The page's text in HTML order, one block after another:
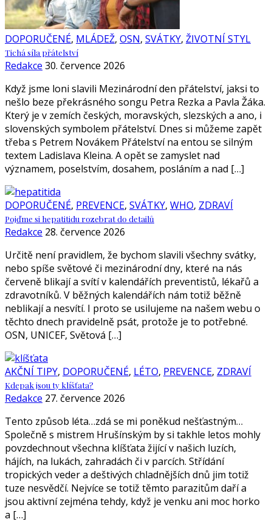
DOPORUČENÉ, MLÁDEŽ, OSN, SVÁTKY, ŽIVOTNÍ STYL
Tichá síla přátelství
Redakce 30. července 2026
Když jsme loni slavili Mezinárodní den přátelství, jaksi to
nešlo beze překrásného songu Petra Rezka a Pavla Žáka.
Který je v zemích českých, moravských, slezských a ano, i
slovenských symbolem přátelství. Dnes si můžeme zapět
třeba s Petrem Novákem Přátelství na entou se silným
textem Ladislava Kleina. A opět se zamyslet nad
významem, poselstvím, dosahem, posláním a nad […]
DOPORUČENÉ, PREVENCE, SVÁTKY, WHO, ZDRAVÍ
Pojďme si hepatitidu rozebrat do detailů
Redakce 28. července 2026
Určitě není pravidlem, že bychom slavili všechny svátky,
nebo spíše světové či mezinárodní dny, které na nás
červeně blikají a svítí v kalendářích preventistů, lékařů a
zdravotníků. V běžných kalendářích nám totiž běžně
neblikají a nesvítí. I proto se usilujeme na našem webu o
těchto dnech pravidelně psát, protože je to potřebné.
OSN, UNICEF, Světová […]
AKČNÍ TIPY, DOPORUČENÉ, LÉTO, PREVENCE, ZDRAVÍ
Kdepak jsou ty klíšťata?
Redakce 27. července 2026
Tento způsob léta…zdá se mi poněkud nešťastným…
Společně s mistrem Hrušínským by si takhle letos mohly
povzdechnout všechna klíšťata žijící v našich luzích,
hájích, na lukách, zahradách či v parcích. Střídání
tropických veder a deštivých chladnějších dnů jim totiž
tuze nesvědčí. Nejvíce se totiž těmto parazitům daří a
jsou aktivní zejména tehdy, když je venku ani moc horko
a […]